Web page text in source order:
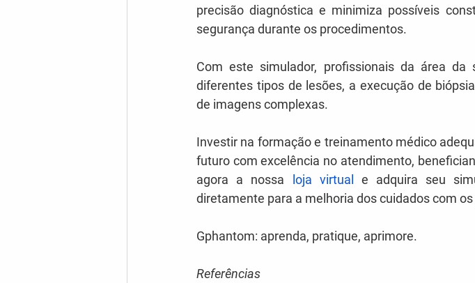
precisão diagnóstica e minimiza possíveis
segurança durante os procedimentos.
Com este simulador, profissionais da área
diferentes tipos de lesões, a execução de
de imagens complexas.
Investir na formação e treinamento médico
futuro com excelência no atendimento,
agora a nossa
loja virtual
e adquira seu
diretamente para a melhoria dos cuidados com
Gphantom: aprenda, pratique, aprimore.
Referências